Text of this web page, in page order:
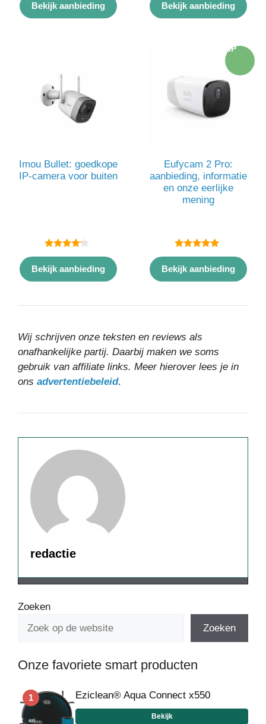
Bekijk aanbieding Bekijk aanbieding
Imou Bullet: goedkope
IP-camera voor buiten
4.00
van 5
Bekijk aanbieding
TIP
Eufycam 2 Pro:
aanbieding, informatie
en onze eerlijke
mening
5.00
van 5
Bekijk aanbieding
Wij schrijven onze teksten en reviews als
onafhankelijke partij. Daarbij maken we soms
gebruik van affiliate links. Meer hierover lees je in
ons advertentiebeleid.
redactie
Zoeken
Zoeken
Onze favoriete smart producten
1 Eziclean® Aqua Connect x550
Bekijk